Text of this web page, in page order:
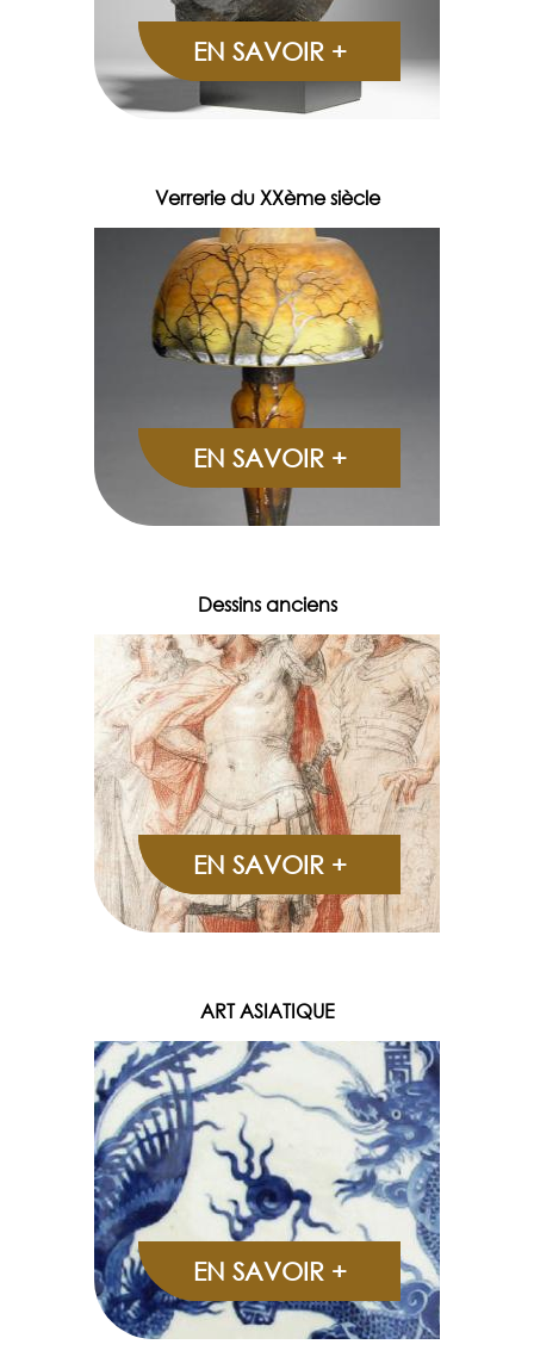
EN SAVOIR +
Verrerie du XXème siècle
EN SAVOIR +
Dessins anciens
EN SAVOIR +
ART ASIATIQUE
EN SAVOIR +